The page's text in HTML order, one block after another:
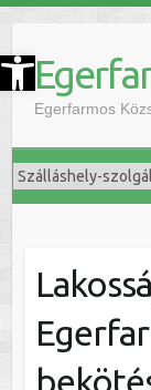
Eszköztár megnyitása
Egerfarmos